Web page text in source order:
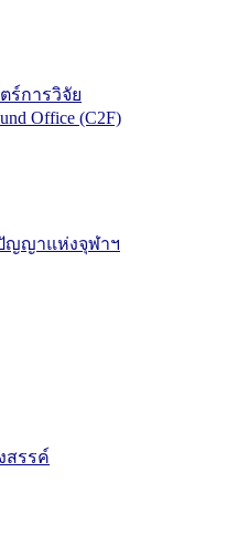
การวิจัย
Office (C2F)
ญญาแห่งจุฬาฯ
สรรค์